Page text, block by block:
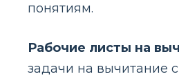
понятиям.
Рабочие листы на
задачи на вычитание